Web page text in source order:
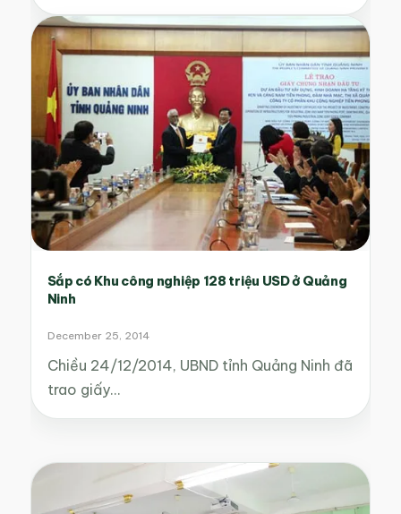
Sắp có Khu công nghiệp 128 triệu USD ở Quảng
Ninh
December 25, 2014
Chiều 24/12/2014, UBND tỉnh Quảng Ninh đã
trao giấy…